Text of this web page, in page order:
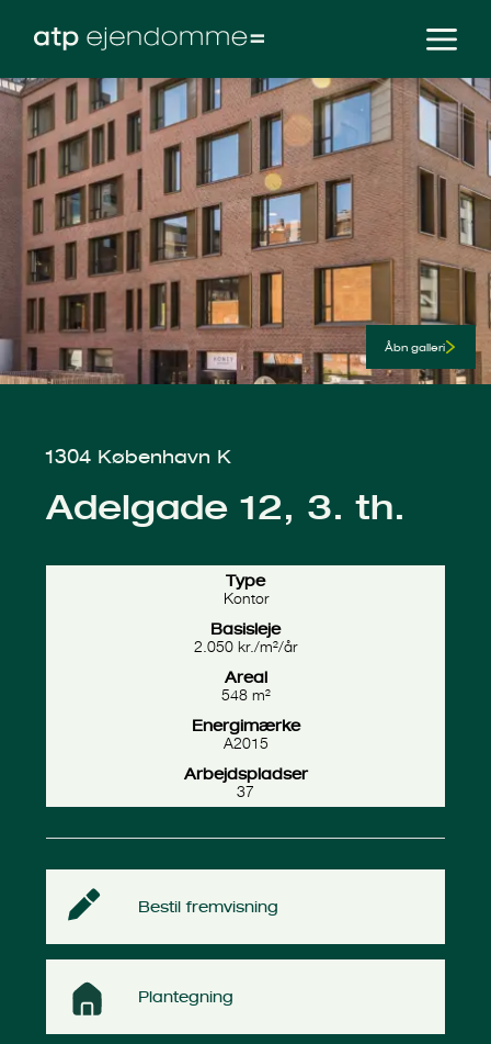
Åbn galleri
1304 København K
Adelgade 12, 3. th.
Type
Kontor
Basisleje
2.050 kr./m²/år
Areal
548 m²
Energimærke
A2015
Arbejdspladser
37
Bestil fremvisning
Plantegning